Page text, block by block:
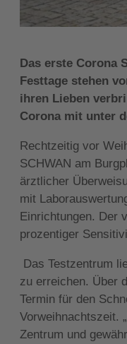
Das erste Corona
Festtage stehen
ihren Lieben
Corona mit unter
Rechtzeitig vor
SCHWAN am
ärztlicher
mit
Einrichtungen. Der
prozentiger
Das Testzentrum
zu erreichen. Über
Termin für den
Vorweihnachtszeit.
Zentrum und